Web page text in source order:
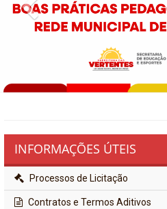
Previous
INFORMAÇÕES ÚTEIS
Processos de Licitação
Contratos e Termos Aditivos